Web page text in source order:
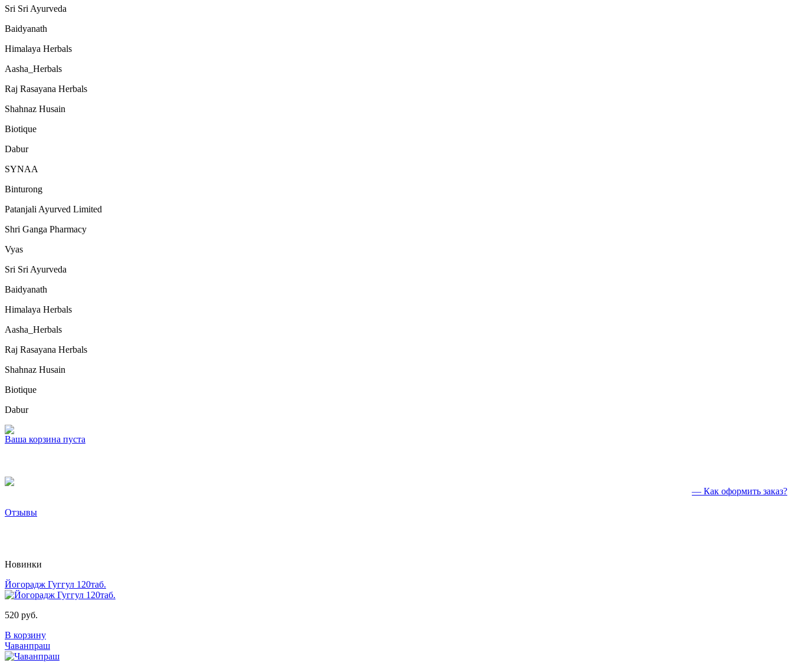
Sri Sri Ayurveda
Baidyanath
Himalaya Herbals
Aasha_Herbals
Raj Rasayana Herbals
Shahnaz Husain
Biotique
Dabur
SYNAA
Binturong
Patanjali Ayurved Limited
Shri Ganga Pharmacy
Vyas
Sri Sri Ayurveda
Baidyanath
Himalaya Herbals
Aasha_Herbals
Raj Rasayana Herbals
Shahnaz Husain
Biotique
Dabur
Ваша корзина пуста
— Как оформить заказ?
Отзывы
Новинки
Йогорадж Гуггул 120таб.
520 руб.
В корзину
Чаванпраш